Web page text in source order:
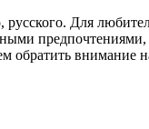
Для
внимание